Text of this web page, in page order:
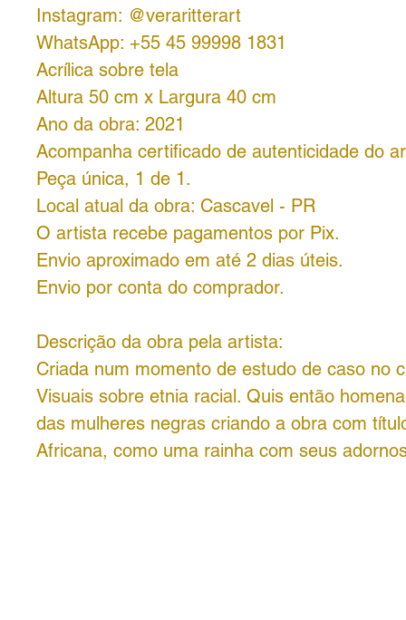
Instagram: @veraritterart
WhatsApp: +55 45 99998 1831
Acrílica sobre tela
Altura 50 cm x Largura 40 cm
Ano da obra: 2021
Acompanha certificado de autenticidade do
Peça única, 1 de 1.
Local atual da obra: Cascavel - PR
O artista recebe pagamentos por Pix.
Envio aproximado em até 2 dias úteis.
Envio por conta do comprador.
Descrição da obra pela artista:
Criada num momento de estudo de caso no
Visuais sobre etnia racial. Quis então
das mulheres negras criando a obra com
Africana, como uma rainha com seus